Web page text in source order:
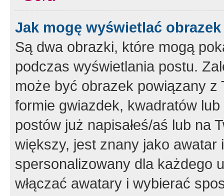
Jak mogę wyświetlać
Są dwa obrazki, które mogą
podczas wyświetlania postu.
może być obrazek powiązany z
formie gwiazdek, kwadratów
postów już napisałeś/aś lub na
większy, jest znany jako
spersonalizowany dla każdego
włączać awatary i wybierać